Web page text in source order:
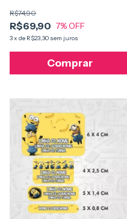
R$69,90
R$74,90
7% OFF
3x de R$23,30 sem juros
Comprar